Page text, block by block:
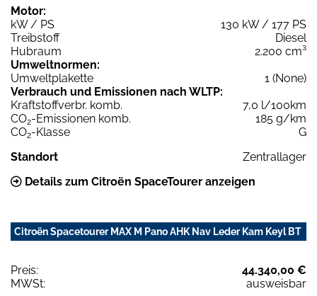
Motor:
kW / PS
130 kW / 177 PS
Treibstoff
Diesel
Hubraum
2.200 cm³
Umweltnormen:
Umweltplakette
1 (None)
Verbrauch und Emissionen nach WLTP:
Kraftstoffverbr. komb.
7,0 l/100km
CO2-Emissionen komb.
185 g/km
CO2-Klasse
G
Standort
Zentrallager
Details zum Citroën SpaceTourer anzeigen
Citroën Spacetourer MAX M Pano AHK Nav Leder Kam Keyl BT
Preis:
44.340,00 €
MWSt:
ausweisbar